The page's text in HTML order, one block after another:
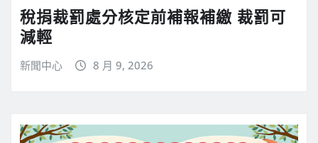
稅捐裁罰處分核定前補報補繳 裁罰可
減輕
新聞中心 8 月 9, 2026